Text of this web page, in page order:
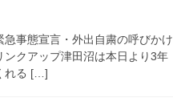
事態宣言・外出自粛の呼びかけ
クアップ津田沼は本日より3年
れる […]